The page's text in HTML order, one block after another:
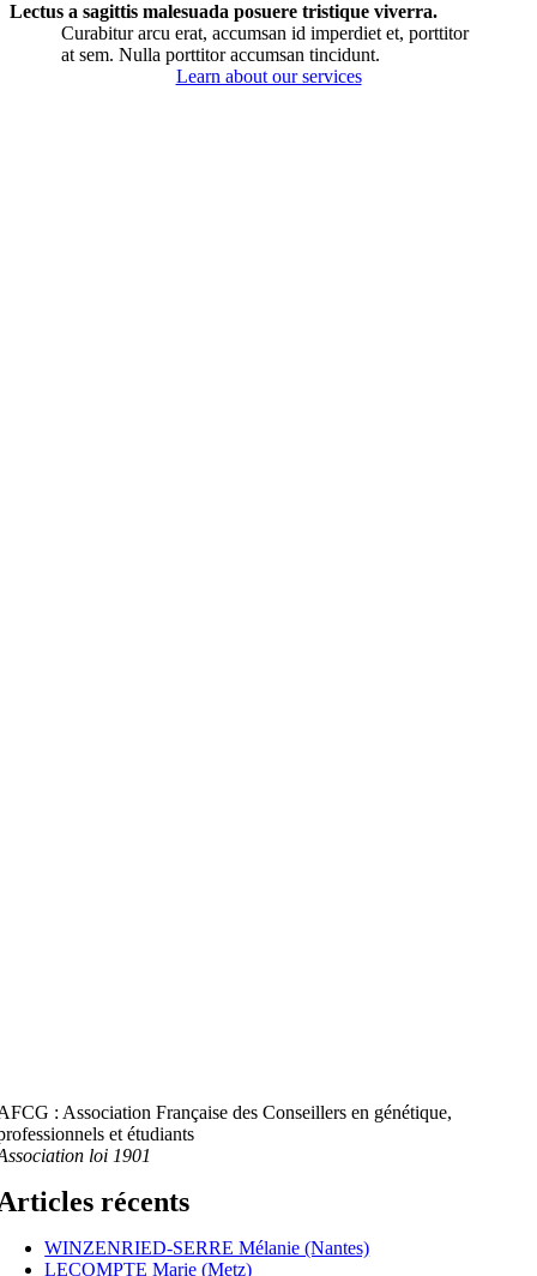
Lectus a sagittis malesuada posuere tristique viverra.
Curabitur arcu erat, accumsan id imperdiet et, porttitor
at sem. Nulla porttitor accumsan tincidunt.
Learn about our services
: Association Française des Conseillers en génétique,
et étudiants
loi 1901
récents
WINZENRIED-SERRE Mélanie (Nantes)
LECOMPTE Marie (Metz)